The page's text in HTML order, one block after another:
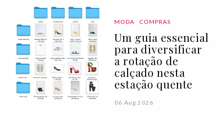
MODA COMPRAS
Um guia essencial
para diversificar
a rotação de
calçado nesta
estação quente
06 Aug 2026